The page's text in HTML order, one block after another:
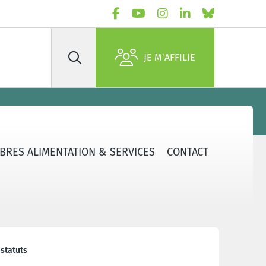
Rechercher JE M'AFFILIE
ALIMENTATION & SERVICES CONTACT
statuts